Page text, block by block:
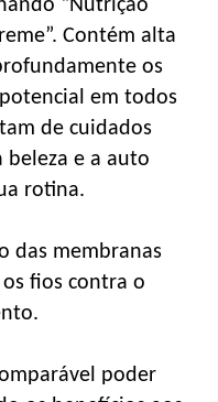
“Nutrição
Contém alta
os
em todos
de cuidados
e a auto
rotina.
das membranas
fios contra o
poder